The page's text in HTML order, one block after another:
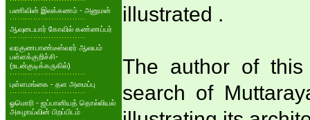
பணிவின் இலக்கணம் - அனுமன்
ஆவுடையார் கோவில் கண்ணப்பர்
வரகுணபாண்டீஸ்வரர் ஆலயம்
பள்ளக்குறிச்சி-
(உடன்குடிக்கருகில்)
புள்ளமங்கை - தள அமைப்பு
ஓமொரி - ஜப்பானியத் தொல்லியல்
அகழாய்வின் பிறப்பிடம்
illustrated .
The author of
search of